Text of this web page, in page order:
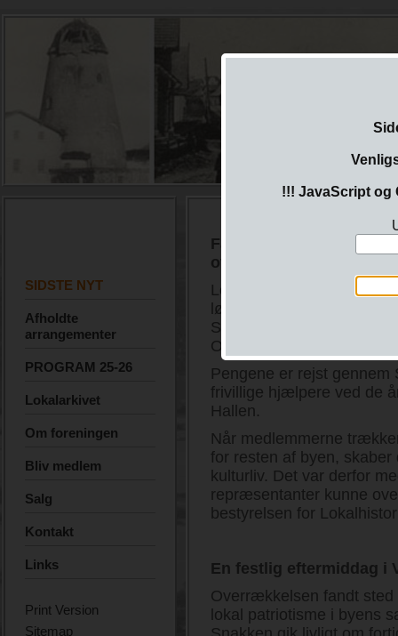
SIDSTE NYT
Afholdte
arrangementer
PROGRAM 25-26
Lokalarkivet
Om foreningen
Bliv medlem
Salg
Kontakt
Links
Print Version
Sitemap
!!! JavaScript og
Fællesskabet blomstrer
overrækker flot
Lokalhistorisk Forening
lørdag den 9. maj 2026
Spareklubben 6091 ved
Overrækkelsen fandt
Pengene er rejst
frivillige hjælpere ved de
Hallen.
Når medlemmerne
for resten af byen,
kulturliv. Det var derfor
repræsentanter kunne
bestyrelsen for
En festlig eftermiddag i
Overrækkelsen fandt
lokal patriotisme i byens